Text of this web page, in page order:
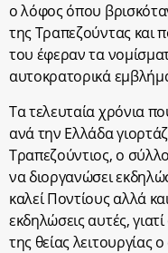
ο λόφος όπου
της Τραπεζούντας και
του έφεραν τα
αυτοκρατορικά
Τα τελευταία χρόνια
ανά την Ελλάδα
Τραπεζούντιος, ο
να διοργανώσει
καλεί Ποντίους αλλά
εκδηλώσεις αυτές,
της θείας